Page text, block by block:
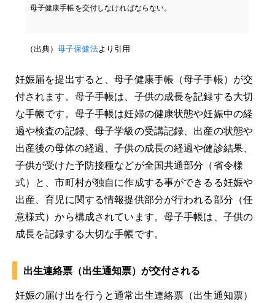
母子健康手帳を交付しなければならない。
（出典）母子保健法より引用
妊娠届を提出すると、母子健康手帳（母子手帳）が交
付されます。母子手帳は、子供の成長を記録する大切
な手帳です。母子手帳は妊婦の健康状態や妊娠中の経
過や検査の記録、母子学級の受講記録、出産の状態や
出産後の母体の経過、子供の成長の経過や健診結果、
子供が受けた予防接種などが全国共通部分（省令様
式）と、市町村が独自に作成する事ができるる妊娠や
出産、育児に関する情報提供部分が行われる部分（任
意様式）から構成されています。母子手帳は、子供の
成長を記録する大切な手帳です。
出生連絡票（出生通知票）が交付される
妊娠の届け出を行うと通常出生連絡票（出生通知票）